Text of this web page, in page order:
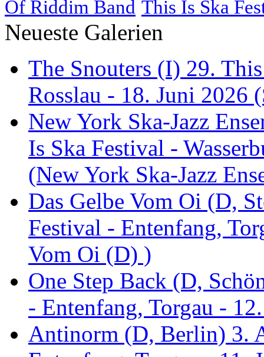
Of Riddim Band This Is Ska
Neueste Galerien
The Snouters (I) 29.
Rosslau - 18. Juni 2026
New York Ska-Jazz
Is Ska Festival -
(New York Ska-Jazz
Das Gelbe Vom Oi (D,
Festival - Entenfang,
Vom Oi (D) )
One Step Back (D,
- Entenfang, Torgau -
Antinorm (D, Berlin) 3.